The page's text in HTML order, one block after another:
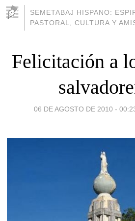
SEMETABAJ HISPANO:
PASTORAL, CULTURA Y
Felicitación a
06 DE AGOSTO DE 2010 -